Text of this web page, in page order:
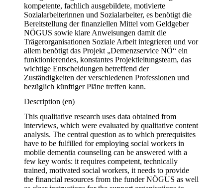
kompetente, fachlich ausgebildete, motivierte
Sozialarbeiterinnen und Sozialarbeiter, es benötigt die
Bereitstellung der finanziellen Mittel vom Geldgeber
NÖGUS sowie klare Anweisungen damit die
Trägerorganisationen Soziale Arbeit integrieren und vor
allem benötigt das Projekt „Demenzservice NÖ“ ein
funktionierendes, konstantes Projektleitungsteam, das
wichtige Entscheidungen betreffend der
Zuständigkeiten der verschiedenen Professionen und
bezüglich künftiger Pläne treffen kann.
Description (en)
This qualitative research uses data obtained from
interviews, which were evaluated by qualitative content
analysis. The central question as to which prerequisites
have to be fulfilled for employing social workers in
mobile dementia counseling can be answered with a
few key words: it requires competent, technically
trained, motivated social workers, it needs to provide
the financial resources from the funder NÖGUS as well